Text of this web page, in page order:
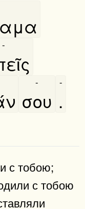
-
σου
-
.
-
с тобою;
с тобою